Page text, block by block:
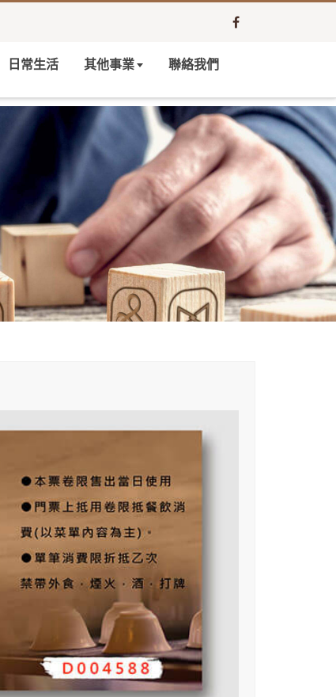
日常生活 其他事業 聯絡我們